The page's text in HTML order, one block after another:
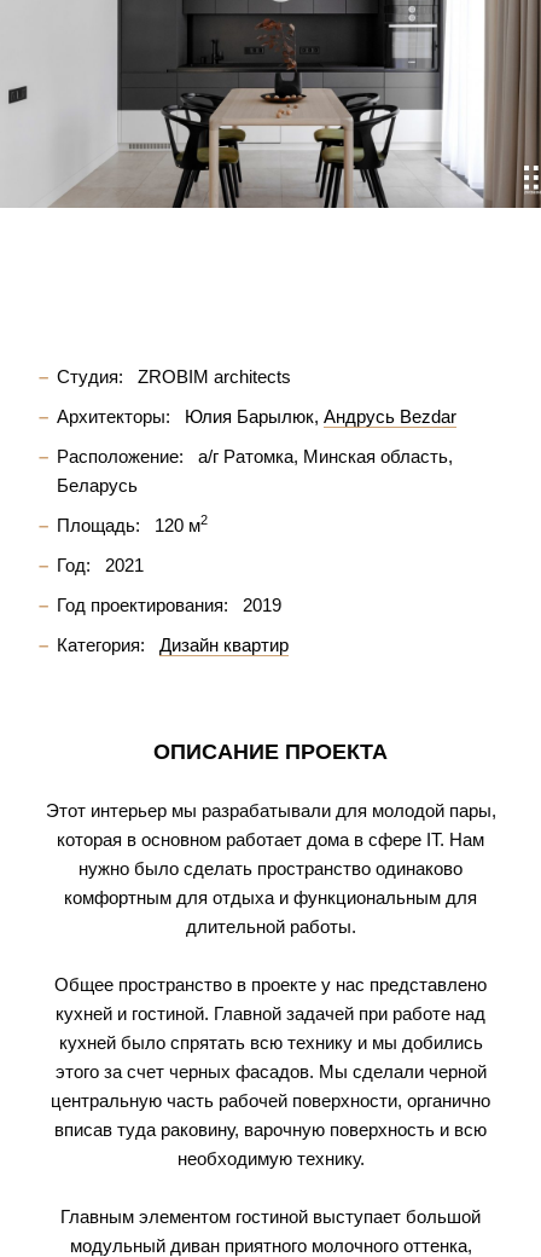
Студия:
ZROBIM architects
Архитекторы:
Юлия Барылюк Андрусь Bezdar
Расположение:
а/г Ратомка, Минская область,
Беларусь
Площадь:
120 м2
Год:
2021
Год проектирования:
2019
Категория:
Дизайн квартир
ОПИСАНИЕ ПРОЕКТА
Этот интерьер мы разрабатывали для молодой пары,
которая в основном работает дома в сфере IT. Нам
нужно было сделать пространство одинаково
комфортным для отдыха и функциональным для
длительной работы.
Общее пространство в проекте у нас представлено
кухней и гостиной. Главной задачей при работе над
кухней было спрятать всю технику и мы добились
этого за счет черных фасадов. Мы сделали черной
центральную часть рабочей поверхности, органично
вписав туда раковину, варочную поверхность и всю
необходимую технику.
Главным элементом гостиной выступает большой
модульный диван приятного молочного оттенка,